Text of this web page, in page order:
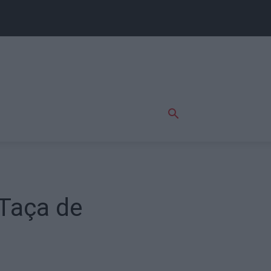
de